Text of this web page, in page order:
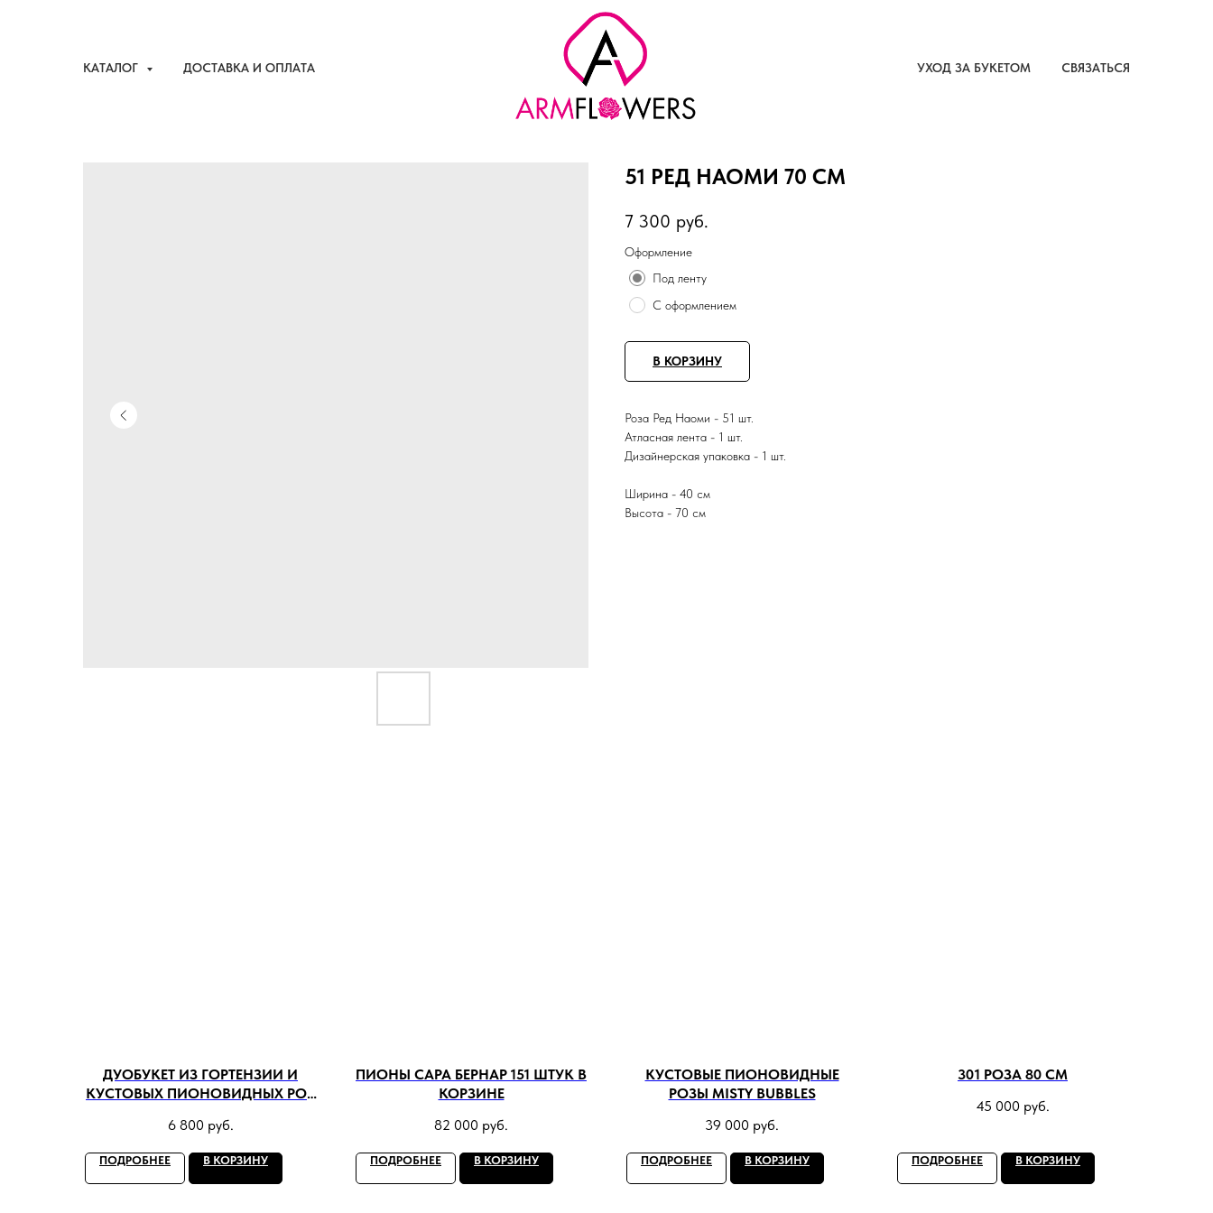
КАТАЛОГ ДОСТАВКА И ОПЛАТА УХОД ЗА БУКЕТОМ СВЯЗАТЬСЯ
51 РЕД НАОМИ 70 СМ
7 300 руб.
Оформление
Под ленту
С оформлением
В КОРЗИНУ
Роза Ред Наоми - 51 шт.
Атласная лента - 1 шт.
Дизайнерская упаковка - 1 шт.
Ширина - 40 см
Высота - 70 см
ДУОБУКЕТ ИЗ ГОРТЕНЗИИ И
КУСТОВЫХ ПИОНОВИДНЫХ РОЗ
6 800 руб.
ПОДРОБНЕЕ В КОРЗИНУ
ПИОНЫ САРА БЕРНАР 151 ШТУК В
КОРЗИНЕ
82 000 руб.
ПОДРОБНЕЕ В КОРЗИНУ
КУСТОВЫЕ ПИОНОВИДНЫЕ
РОЗЫ MISTY BUBBLES
39 000 руб.
ПОДРОБНЕЕ В КОРЗИНУ
301 РОЗА 80 СМ
45 000 руб.
ПОДРОБНЕЕ В КОРЗИНУ